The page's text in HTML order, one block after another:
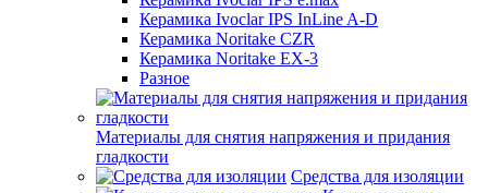
Керамика Ivoclar IPS InLine A-D
Керамика Noritake CZR
Керамика Noritake EX-3
Разное
Материалы для снятия напряжения и придания
гладкости
Средства для изоляции